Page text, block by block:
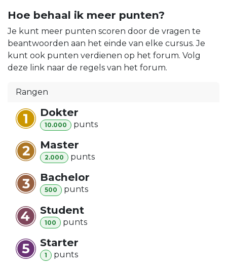
Hoe behaal ik meer punten?
Je kunt meer punten scoren door de vragen te
beantwoorden aan het einde van elke cursus. Je
kunt ook punten verdienen op het forum. Volg
deze link naar de regels van het forum.
Rangen
Dokter
10.000 punts
Master
2.000 punts
Bachelor
500 punts
Student
100 punts
Starter
1 punts